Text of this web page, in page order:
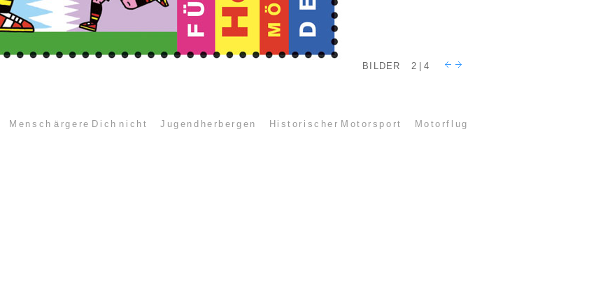
BILDER 2 | 4
Mensch ärgere Dich nicht Jugendherbergen Historischer Motorsport Motorflug